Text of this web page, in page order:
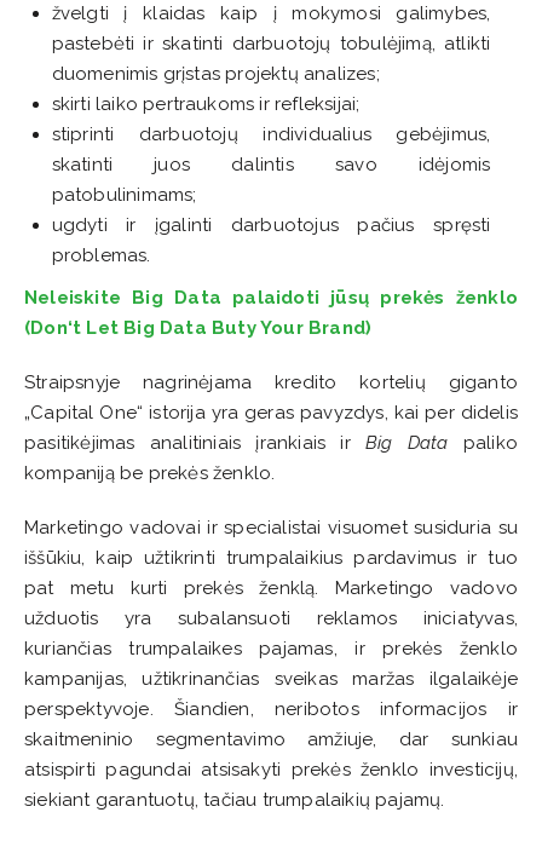
žvelgti į klaidas kaip į mokymosi galimybes,
pastebėti ir skatinti darbuotojų tobulėjimą, atlikti
duomenimis grįstas projektų analizes;
skirti laiko pertraukoms ir refleksijai;
stiprinti darbuotojų individualius gebėjimus,
skatinti juos dalintis savo idėjomis
patobulinimams;
ugdyti ir įgalinti darbuotojus pačius spręsti
problemas.
Neleiskite Big Data palaidoti jūsų prekės ženklo
(Don‘t Let Big Data Buty Your Brand)
Straipsnyje nagrinėjama kredito kortelių giganto
„Capital One“ istorija yra geras pavyzdys, kai per didelis
pasitikėjimas analitiniais įrankiais ir Big Data paliko
kompaniją be prekės ženklo.
Marketingo vadovai ir specialistai visuomet susiduria su
iššūkiu, kaip užtikrinti trumpalaikius pardavimus ir tuo
pat metu kurti prekės ženklą. Marketingo vadovo
užduotis yra subalansuoti reklamos iniciatyvas,
kuriančias trumpalaikes pajamas, ir prekės ženklo
kampanijas, užtikrinančias sveikas maržas ilgalaikėje
perspektyvoje. Šiandien, neribotos informacijos ir
skaitmeninio segmentavimo amžiuje, dar sunkiau
atsispirti pagundai atsisakyti prekės ženklo investicijų,
siekiant garantuotų, tačiau trumpalaikių pajamų.